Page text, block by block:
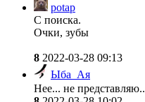
potap
С поиска.
Очки, зубы
8 2022-03-28 09:13
Ыба_Ая
Нее... не представляю..